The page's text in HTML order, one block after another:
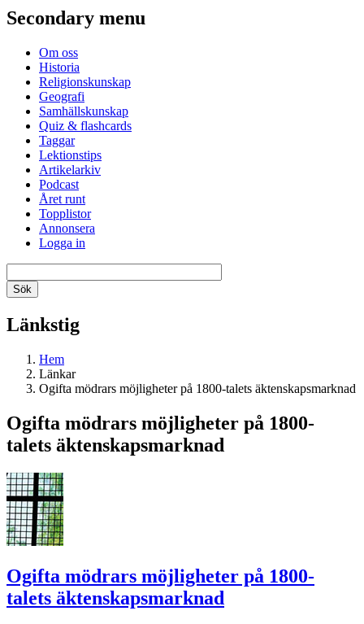
Secondary menu
Om oss
Historia
Religionskunskap
Geografi
Samhällskunskap
Quiz & flashcards
Taggar
Lektionstips
Artikelarkiv
Podcast
Året runt
Topplistor
Annonsera
Logga in
Länkstig
Hem
Länkar
Ogifta mödrars möjligheter på 1800-talets äktenskapsmarknad
Ogifta mödrars möjligheter på 1800-
talets äktenskapsmarknad
Ogifta mödrars möjligheter på 1800-
talets äktenskapsmarknad